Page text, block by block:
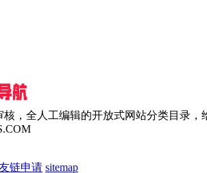
核，全人工编辑的开放式网站分类目录
链申请 sitemap